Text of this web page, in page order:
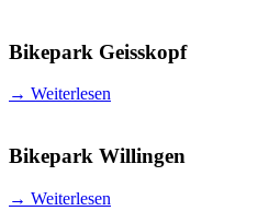
Bikepark Geisskopf
→ Weiterlesen
Bikepark Willingen
→ Weiterlesen